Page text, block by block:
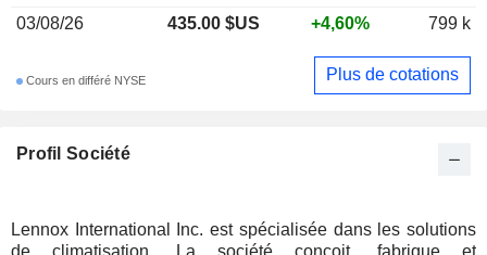
Profil Société
Lennox International Inc. est spécialisée dans les solutions
de climatisation. La société conçoit, fabrique et
03/08/26
435.00 $US +4,60% 799 k
Cours en différé NYSE Plus de cotations